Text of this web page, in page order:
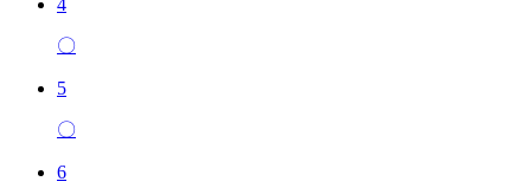
〇
5
〇
6